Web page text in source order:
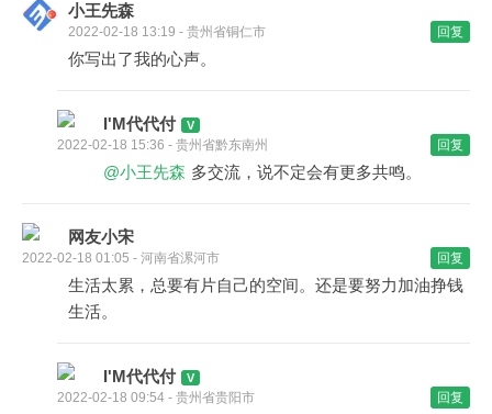
小王先森
2022-02-18 13:19 - 贵州省铜仁市 回复
你写出了我的心声。
I'M代代付
2022-02-18 15:36 - 贵州省黔东南州 回复
@小王先森 多交流，说不定会有更多共鸣。
网友小宋
2022-02-18 01:05 - 河南省漯河市 回复
生活太累，总要有片自己的空间。还是要努力加油挣钱
生活。
I'M代代付
2022-02-18 09:54 - 贵州省贵阳市 回复